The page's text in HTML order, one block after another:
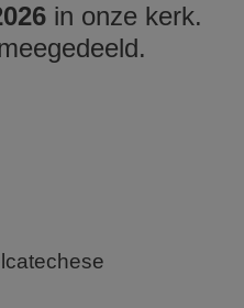
in onze kerk.